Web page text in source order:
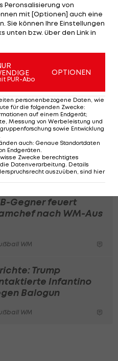
gibt sich ebenso
dass der 5. Juli der 1.
verteidigt sich
auch denFußballund
werde ich mich auf
US-
Balogun darf
spielen
WM
Gegner feuert
nach WM-Aus
WM
Trump
Infantino
Balogun
WM
Peronsalisierung von
mit [Optionen] auch eine
Sie können Ihre Einstellungen
unten bzw. über den Link in
PUR-Abo
OPTIONEN
personenbezogene Daten, wie
für die folgenden Zwecke:
auf einem Endgerät;
Messung von Werbeleistung und
sowie Entwicklung
auch: Genaue Standortdaten
Endgeräten.
Zwecke berechtigtes
Datenverarbeitung. Details
auszuüben, sind hier